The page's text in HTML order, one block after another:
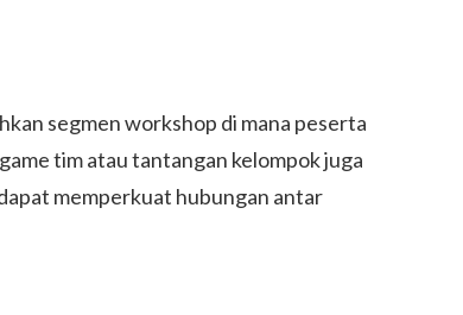
segmen workshop di mana peserta
tim atau tantangan kelompok juga
memperkuat hubungan antar